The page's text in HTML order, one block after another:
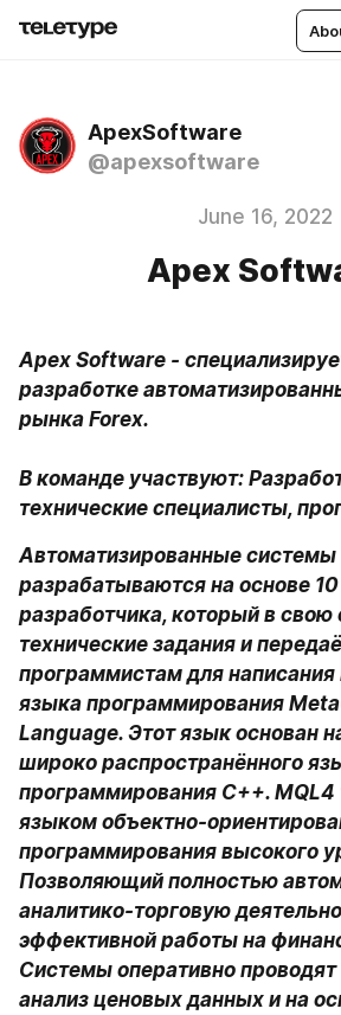
ApexSoftware
@apexsoftware
June 16, 2022
Apex
Apex Software -
разработке
рынка Forex.
В команде участвуют:
технические специалисты,
Автоматизированные системы
разрабатываются на основе
разработчика, который в
технические задания и
программистам для написания
языка программирования
Language. Этот язык основан
широко распространённого
программирования С++. MQL4
языком объектно-
программирования высокого
Позволяющий полностью
аналитико-торговую
эффективной работы на
Системы оперативно проводят
анализ ценовых данных и на